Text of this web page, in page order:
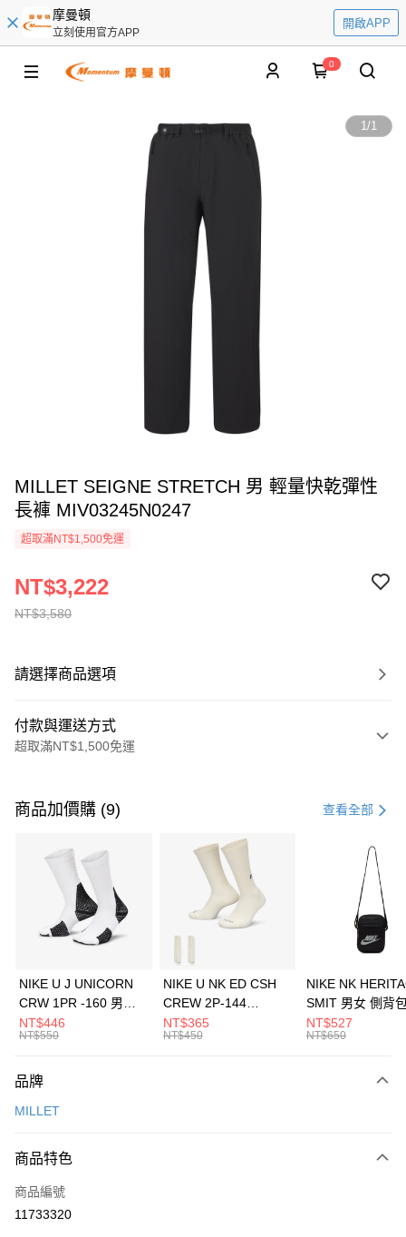
摩曼頓
立刻使用官方APP
開啟APP
0
1/1
MILLET SEIGNE STRETCH 男 輕量快乾彈性
長褲 MIV03245N0247
超取滿NT$1,500免運
NT$3,580
NT$3,222
請選擇商品選項
付款與運送方式
超取滿NT$1,500免運
信用卡一次付款
3 期 0 利率 每期 21家銀行
合作金庫商業銀行
第一商業銀行
華南商業銀行
彰化商業銀行
上海商業儲蓄銀行
元大商業銀行
台灣樂天信用卡公司
Apple Pay
全盈+PAY
AFTEE先享後付
【關於「AFTEE先享後付」】
便利好安心！
３．安心：先確認商品／服務後，再付款。
【「AFTEE先享後付」結帳流程】
１．於結帳方式選擇「AFTEE先享後付」後，將跳轉至「AFTEE先享後付」
運送方式
每筆NT$100，滿NT$1,500(含以上)免運費
宅配
每筆NT$100，滿NT$1,500(含以上)免運費
商品加價購 (9) 查看全部
NIKE U J UNICORN
CRW 1PR -160 男女
中統襪 FZ3393100
NT$446
NT$550
NIKE U NK ED CSH
CREW 2P-144
EMBRDY 男女 短統襪
FZ3073133
NT$365
NT$450
NIKE NK
SMIT 男女 側背
BA5871010
NT$527
NT$650
品牌
MILLET
商品特色
商品編號
11733320